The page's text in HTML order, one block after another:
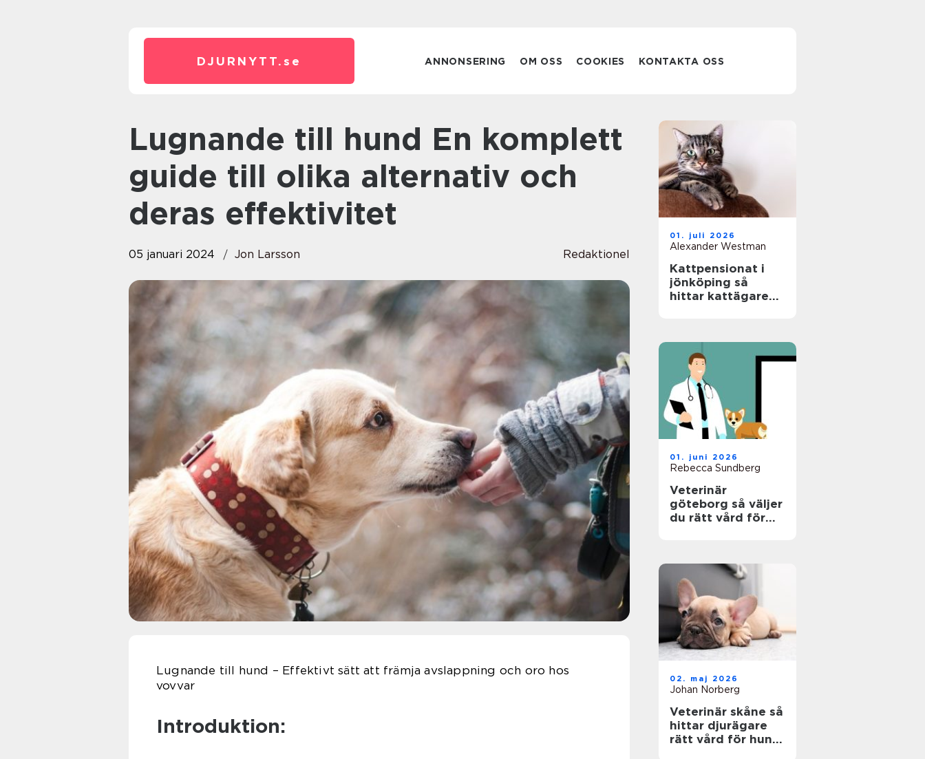
DJURNYTT. se ANNONSERING OM OSS COOKIES KONTAKTA OSS
Lugnande till hund En komplett
guide till olika alternativ och
deras effektivitet
05 januari 2024 Jon Larsson Redaktionel
Lugnande till hund – Effektivt sätt att främja avslappning och oro hos
vovvar
Introduktion:
01. juli 2026
Alexander Westman
Kattpensionat i
jönköping så
hittar kattägare
01. juni 2026
Rebecca Sundberg
Veterinär
göteborg så väljer
du rätt vård för
02. maj 2026
Johan Norberg
Veterinär skåne så
hittar djurägare
rätt vård för hund